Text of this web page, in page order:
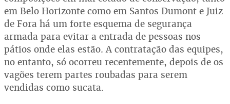
em Belo Horizonte como em Santos Dumont e Juiz
de Fora há um forte esquema de segurança
armada para evitar a entrada de pessoas nos
pátios onde elas estão. A contratação das equipes,
no entanto, só ocorreu recentemente, depois de os
vagões terem partes roubadas para serem
vendidas como sucata.